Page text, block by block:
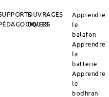
OUVRAGES
DIVERS
Apprendre
le
balafon
Apprendre
la
batterie
Apprendre
le
bodhran